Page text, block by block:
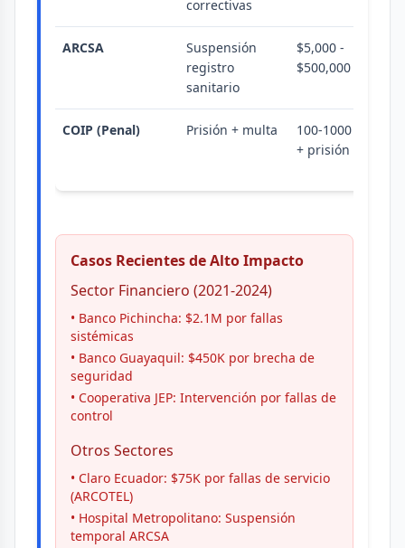
correctivas
ARCSA
Suspensión
registro
sanitario
$5,000 -
$500,000
COIP (Penal) Prisión + multa
100-1000 SBU
+ prisión
Casos Recientes de Alto Impacto
Sector Financiero (2021-2024)
• Banco Pichincha: $2.1M por fallas
sistémicas
• Banco Guayaquil: $450K por brecha de
seguridad
• Cooperativa JEP: Intervención por fallas de
control
Otros Sectores
• Claro Ecuador: $75K por fallas de servicio
(ARCOTEL)
• Hospital Metropolitano: Suspensión
temporal ARCSA